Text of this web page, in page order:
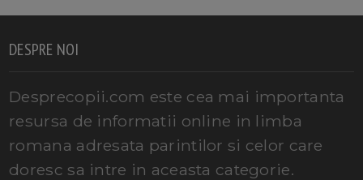
DESPRE NOI
Desprecopii.com este cea mai importanta
resursa de informatii online in limba
romana adresata parintilor si celor care
doresc sa intre in aceasta categorie.